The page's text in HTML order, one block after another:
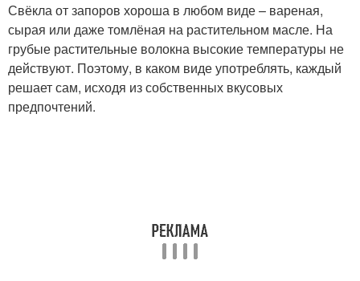
Свёкла от запоров хороша в любом виде – вареная,
сырая или даже томлёная на растительном масле. На
грубые растительные волокна высокие температуры не
действуют. Поэтому, в каком виде употреблять, каждый
решает сам, исходя из собственных вкусовых
предпочтений.